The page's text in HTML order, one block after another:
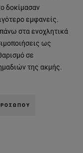
δοκίμασαν
εμφανείς.
στα ενοχλητικά
ως
σε
της ακμής.